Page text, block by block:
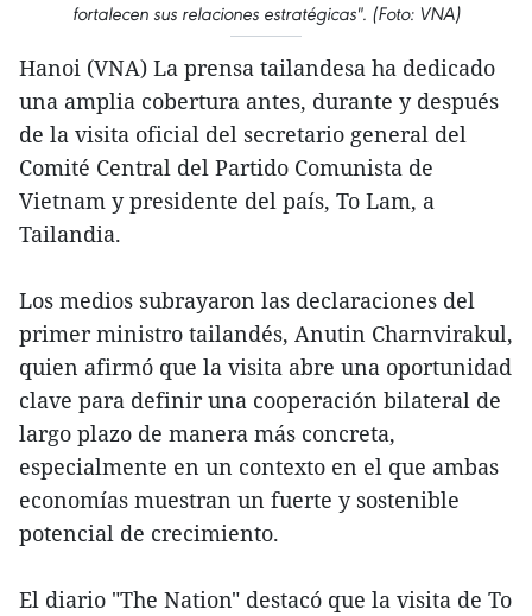
fortalecen sus relaciones estratégicas". (Foto: VNA)
Hanoi (VNA) La prensa tailandesa ha dedicado
una amplia cobertura antes, durante y después
de la visita oficial del secretario general del
Comité Central del Partido Comunista de
Vietnam y presidente del país, To Lam, a
Tailandia.
Los medios subrayaron las declaraciones del
primer ministro tailandés, Anutin Charnvirakul,
quien afirmó que la visita abre una oportunidad
clave para definir una cooperación bilateral de
largo plazo de manera más concreta,
especialmente en un contexto en el que ambas
economías muestran un fuerte y sostenible
potencial de crecimiento.
El diario "The Nation" destacó que la visita de To